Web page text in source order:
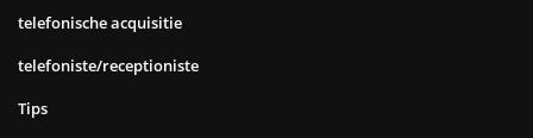
telefonische acquisitie
telefoniste/receptioniste
Tips